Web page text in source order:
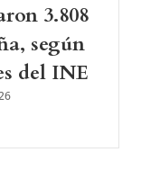
3.808
según
del INE